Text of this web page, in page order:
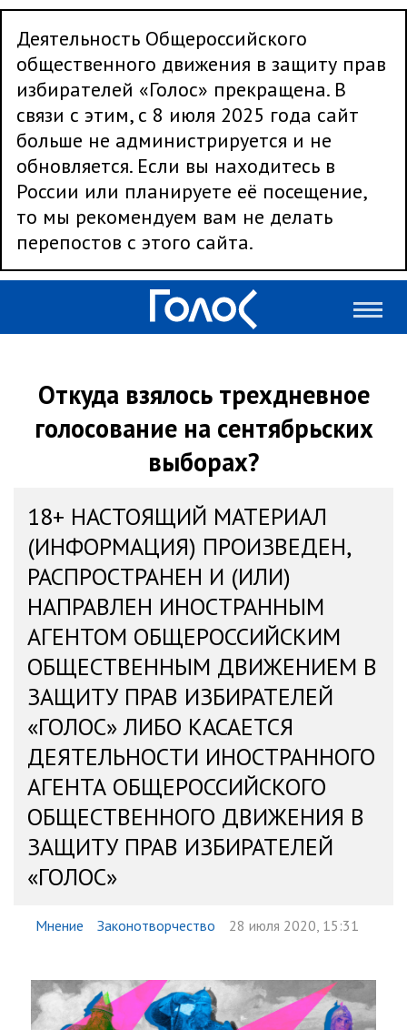
Деятельность Общероссийского
общественного движения в защиту прав
избирателей «Голос» прекращена. В
связи с этим, с 8 июля 2025 года сайт
больше не администрируется и не
обновляется. Если вы находитесь в
России или планируете её посещение,
то мы рекомендуем вам не делать
перепостов с этого сайта.
Откуда взялось трехдневное
голосование на сентябрьских
выборах?
18+ НАСТОЯЩИЙ МАТЕРИАЛ
(ИНФОРМАЦИЯ) ПРОИЗВЕДЕН,
РАСПРОСТРАНЕН И (ИЛИ)
НАПРАВЛЕН ИНОСТРАННЫМ
АГЕНТОМ ОБЩЕРОССИЙСКИМ
ОБЩЕСТВЕННЫМ ДВИЖЕНИЕМ В
ЗАЩИТУ ПРАВ ИЗБИРАТЕЛЕЙ
«ГОЛОС» ЛИБО КАСАЕТСЯ
ДЕЯТЕЛЬНОСТИ ИНОСТРАННОГО
АГЕНТА ОБЩЕРОССИЙСКОГО
ОБЩЕСТВЕННОГО ДВИЖЕНИЯ В
ЗАЩИТУ ПРАВ ИЗБИРАТЕЛЕЙ
«ГОЛОС»
Мнение Законотворчество 28 июля 2020, 15:31